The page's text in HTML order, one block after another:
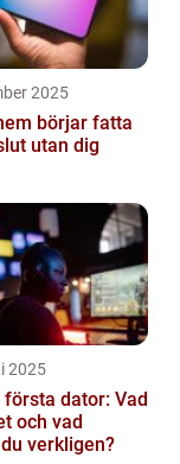
2025
börjar fatta
utan dig
2025
första dator: Vad
och vad
verkligen?